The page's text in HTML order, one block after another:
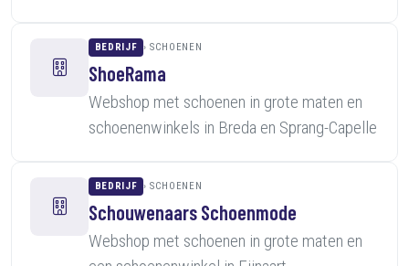
BEDRIJF SCHOENEN
ShoeRama
Webshop met schoenen in grote maten en
schoenenwinkels in Breda en Sprang-Capelle
BEDRIJF SCHOENEN
Schouwenaars Schoenmode
Webshop met schoenen in grote maten en